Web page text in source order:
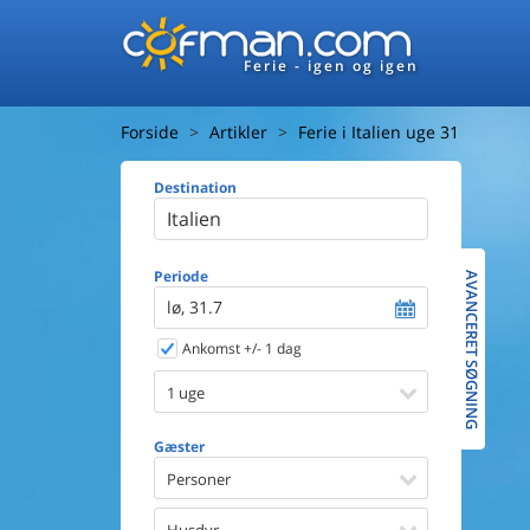
Ferie - igen og igen
Forside Artikler Ferie i Italien uge 31
Destination
Periode
lø, 31.7
Ankomst +/- 1 dag
1 uge
Gæster
Personer
Afstand til
Udsigt til
Faciliteter
Spa
AVANCERET SØGNING